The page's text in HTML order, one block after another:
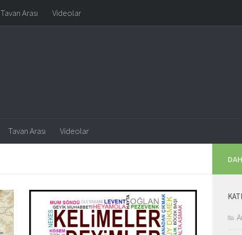
Tavan Arası Videolar
Tavan Arası Videolar